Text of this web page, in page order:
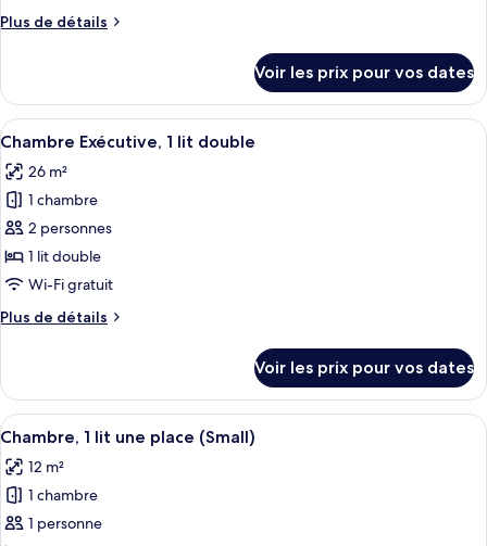
chambre :
2
lits
une
place
Plus de détails
Plus
le
type
de
Chambre
Supérieure,
lits
une
place
Voir les prix pour vos dates
Afficher
toutes
les
photos
pour
ce
type
chambre :
lit
double
13
Chambre Exécutive, 1 lit double
26 m²
1 chambre
2 personnes
1 lit double
Wi-Fi gratuit
Plus de détails
Plus
le
type
de
Chambre
Exécutive,
lit
Voir les prix pour vos dates
Afficher
toutes
les
photos
pour
Une chambre d’hôtel avec un lit,
12
Chambre, 1 lit une place (Small)
12 m²
1 chambre
1 personne